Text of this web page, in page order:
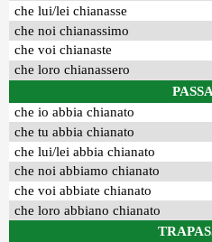
che lui/lei chianasse
che noi chianassimo
che voi chianaste
che loro chianassero
che io abbia chianato
che tu abbia chianato
che lui/lei abbia chianato
che noi abbiamo chianato
che voi abbiate chianato
che loro abbiano chianato